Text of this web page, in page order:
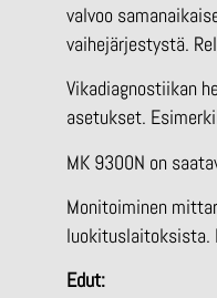
valvoo
vaihejärjestystä.
Vikadiagnostiikan
asetukset.
MK 9300N on
Monitoiminen
luokituslaitoksista.
Edut: